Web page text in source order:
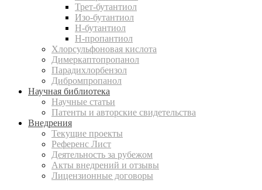
Трет-бутантиол
Изо-бутантиол
Н-бутантиол
Н-пропантиол
Хлорсульфоновая кислота
Димеркаптопропанол
Парадихлорбензол
Дибромпропанол
Научная библиотека
Научные статьи
Патенты и авторские свидетельства
Внедрения
Текущие проекты
Референс Лист
Деятельность за рубежом
Акты внедрений и отзывы
Лицензионные договоры